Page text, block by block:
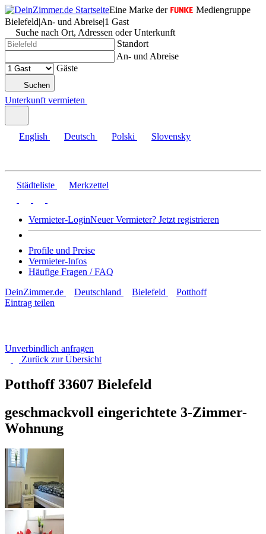
Eine Marke der
Mediengruppe
Bielefeld|An- und Abreise|1 Gast
Suche nach Ort, Adressen oder Unterkunft
Standort
An- und Abreise
Gäste
Suchen
Unterkunft vermieten
English Deutsch Polski Slovensky
Städteliste Merkzettel
Vermieter-LoginNeuer Vermieter? Jetzt registrieren
Profile und Preise
Vermieter-Infos
Häufige Fragen / FAQ
DeinZimmer.de
Deutschland Bielefeld
Potthoff
Eintrag teilen
Unverbindlich anfragen
Zurück zurÜbersicht
Potthoff 33607 Bielefeld
geschmackvoll eingerichtete 3-Zimmer-
Wohnung